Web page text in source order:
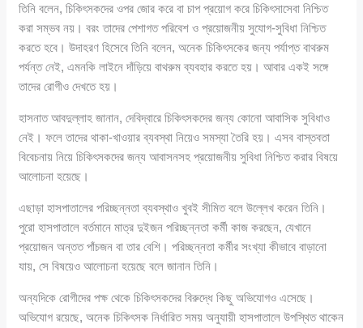
তিনি বলেন, চিকিৎসকদের ওপর জোর করে বা চাপ প্রয়োগ করে চিকিৎসাসেবা নিশ্চিত
করা সম্ভব নয়। বরং তাদের পেশাগত পরিবেশ ও প্রয়োজনীয় সুযোগ-সুবিধা নিশ্চিত
করতে হবে। উদাহরণ হিসেবে তিনি বলেন, অনেক চিকিৎসকের জন্য পর্যাপ্ত বাথরুম
পর্যন্ত নেই, এমনকি লাইনে দাঁড়িয়ে বাথরুম ব্যবহার করতে হয়। আবার একই সঙ্গে
তাদের রোগীও দেখতে হয়।
হাসনাত আবদুল্লাহ জানান, দেবিদ্বারে চিকিৎসকদের জন্য কোনো আবাসিক সুবিধাও
নেই। ফলে তাদের থাকা-খাওয়ার ব্যবস্থা নিয়েও সমস্যা তৈরি হয়। এসব বাস্তবতা
বিবেচনায় নিয়ে চিকিৎসকদের জন্য আবাসনসহ প্রয়োজনীয় সুবিধা নিশ্চিত করার বিষয়ে
আলোচনা হয়েছে।
এছাড়া হাসপাতালের পরিচ্ছন্নতা ব্যবস্থাও খুবই সীমিত বলে উল্লেখ করেন তিনি।
পুরো হাসপাতালে বর্তমানে মাত্র দুইজন পরিচ্ছন্নতা কর্মী কাজ করছেন, যেখানে
প্রয়োজন অন্তত পাঁচজন বা তার বেশি। পরিচ্ছন্নতা কর্মীর সংখ্যা কীভাবে বাড়ানো
যায়, সে বিষয়েও আলোচনা হয়েছে বলে জানান তিনি।
অন্যদিকে রোগীদের পক্ষ থেকে চিকিৎসকদের বিরুদ্ধে কিছু অভিযোগও এসেছে।
অভিযোগ রয়েছে, অনেক চিকিৎসক নির্ধারিত সময় অনুযায়ী হাসপাতালে উপস্থিত থাকেন